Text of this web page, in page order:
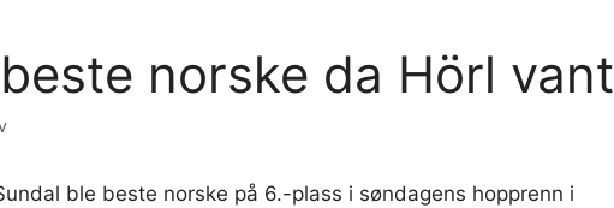
norske da Hörl vant
ble beste norske på 6.-plass i søndagens hopprenn i